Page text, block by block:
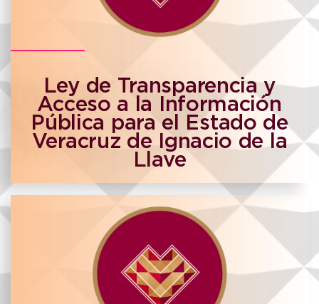
Ley de Transparencia y
Acceso a la Información
Pública para el Estado de
Veracruz de Ignacio de la
Llave